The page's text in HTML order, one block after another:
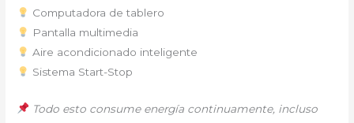
Computadora de tablero
Pantalla multimedia
Aire acondicionado inteligente
Sistema Start-Stop
Todo esto consume energía continuamente, incluso